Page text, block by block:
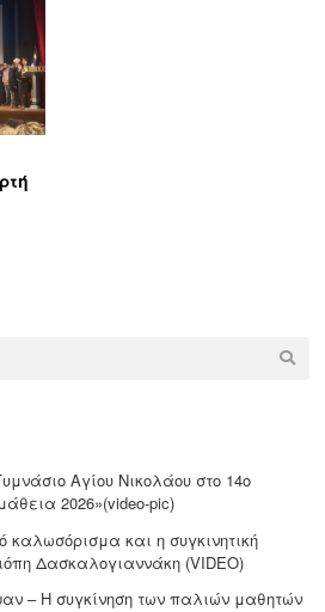
Αγίου Νικολάου στο 14ο
2026»(video-pic)
και η συγκινητική
Δασκαλογιαννάκη (VIDEO)
– Η συγκίνηση των παλιών μαθητών